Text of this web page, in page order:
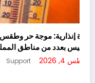
نشرة إنذارية: موجة حر
الخميس بعدد من مناطق
أغسطس 4, 2026